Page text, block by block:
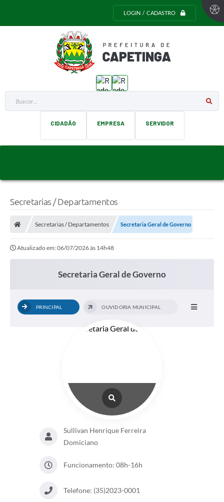
LOGIN / CADASTRO
Buscar...
CIDADÃO EMPRESA SERVIDOR
Secretarias / Departamentos
Secretarias / Departamentos Secretaria Geral de Governo
Atualizado em: 06/07/2026 às 14h48
Secretaria Geral de Governo
PRINCIPAL OUVIDORIA MUNICIPAL
Sullivan Henrique Ferreira
Domiciano
Funcionamento: 08h-16h
Telefone: (35)2023-0001